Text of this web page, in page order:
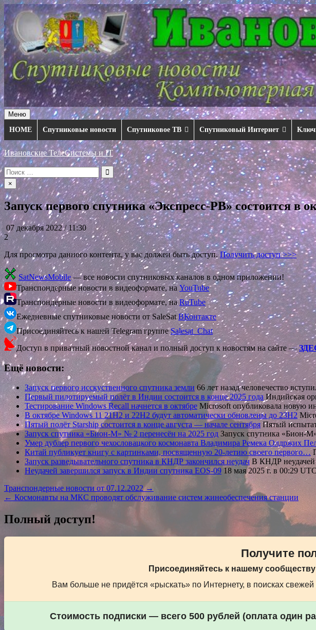
Перейти
к
содержимому
Меню
HOME
Спутниковые новости Спутниковое ТВ Спутниковый Интернет
Ивановские ТелеСистемы и IT
Искать:
×
Запуск первого спутника «Экспресс-РВ» состоится в
07 декабря 2022 / 11:30
2
Для просмотра данного контента, у вас должен быть доступ.Получить доступ >>>
SatNewsMobile— все новости спутниковых каналов в одном приложении!
Транспондерные новости в видеоформате, на YouTube
Транспондерные новости в видеоформате, наRuTube
Ежедневные спутниковые новости от SaleSatВКонтакте
Присоединяйтесь к нашей Telegram группеSalesat_Chat
Доступ в приватный новостной канал и полный доступ к новостям на сайте —
Ещё новости:
Запуск первого исскуственного спутника земли 66 лет назад человечество
Первый пилотируемый полёт в Индии состоится в конце 2025 года Индийская
Тестирование Windows Recall начнется в октябре Microsoft опубликовала новую
В октябре Windows 11 21H2 и 22H2 будут автоматически обновлены до 23H2
Пятый полёт Starship состоится в конце августа — начале сентября Пятый
Запуск спутника «Бион-М» № 2 перенесён на 2025 год Запуск спутника «Бион-
Умер дублер первого чехословацкого космонавта Владимира Ремека Олдржих
Китай публикует книгу с картинками, посвященную 20-летию своего первого…
Запуск разведывательного спутника в КНДР закончился неудачВ КНДР неудачей
Неудачей завершился запуск в Индии спутника EOS-09 18 мая 2025 г. в 00:29
Навигация
по
записям
Транспондерные новости от 07.12.2022 →
← Космонавты на МКС проводят обслуживание систем жинеобеспечения станции
Полный доступ!
Получите
Присоединяйтесь к нашему
Вам больше не придётся «рыскать» по Интернету, в поисках
Стоимость подписки — всего 500 рублей (оплата один